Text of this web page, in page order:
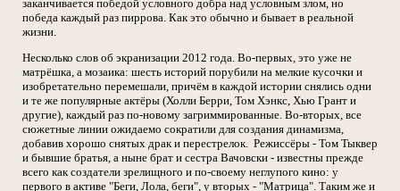
заканчивается победой условного добра над условным злом, но
победа каждый раз пиррова. Как это обычно и бывает в реальной
жизни.
Несколько слов об экранизации 2012 года. Во-первых, это уже не
матрёшка, а мозаика: шесть историй порубили на мелкие кусочки и
изобретательно перемешали, причём в каждой истории снялись одни
и те же популярные актёры (Холли Берри, Том Хэнкс, Хью Грант и
другие), каждый раз по-новому загриммированные. Во-вторых, все
сюжетные линии ожидаемо сократили для создания динамизма,
добавив хорошо снятых драк и перестрелок. Режиссёры - Том Тыквер
и бывшие братья, а ныне брат и сестра Вачовски - известны прежде
всего как создатели зрелищного и по-своему неглупого кино: у
первого в активе "Беги, Лола, беги", у вторых - "Матрица". Таким же и